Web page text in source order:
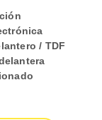
/ TDF